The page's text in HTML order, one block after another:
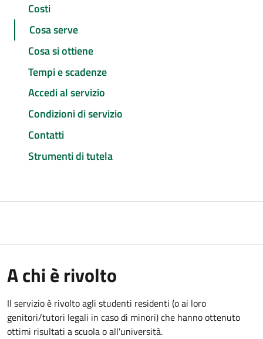
Costi
Cosa serve
Cosa si ottiene
Tempi e scadenze
Accedi al servizio
Condizioni di servizio
Contatti
Strumenti di tutela
A chi è rivolto
Il servizio è rivolto agli studenti residenti (o ai loro
genitori/tutori legali in caso di minori) che hanno ottenuto
ottimi risultati a scuola o all'università.